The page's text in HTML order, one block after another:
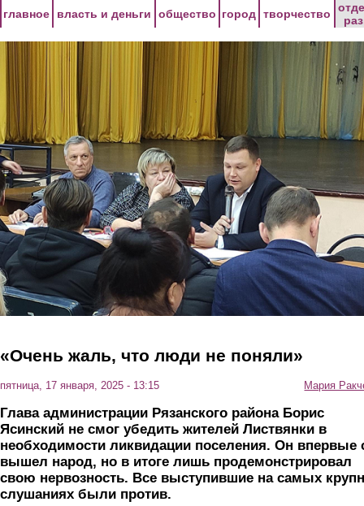
главное власть и деньги общество город творчество
«Очень жаль, что люди не поняли»
пятница, 17 января, 2025 - 13:15 Мария
Глава администрации Рязанского района Борис
Ясинский не смог убедить жителей Листвянки в
необходимости ликвидации поселения. Он впервые
вышел народ, но в итоге лишь продемонстрировал
свою нервозность. Все выступившие на самых
слушаниях были против.